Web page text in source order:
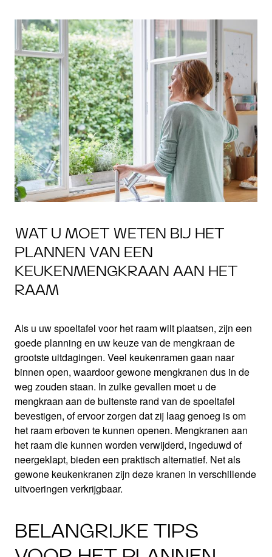
WAT U MOET WETEN BIJ HET
PLANNEN VAN EEN
KEUKENMENGKRAAN AAN HET
RAAM
Als u uw spoeltafel voor het raam wilt plaatsen, zijn een
goede planning en uw keuze van de mengkraan de
grootste uitdagingen. Veel keukenramen gaan naar
binnen open, waardoor gewone mengkranen dus in de
weg zouden staan. In zulke gevallen moet u de
mengkraan aan de buitenste rand van de spoeltafel
bevestigen, of ervoor zorgen dat zij laag genoeg is om
het raam erboven te kunnen openen. Mengkranen aan
het raam die kunnen worden verwijderd, ingeduwd of
neergeklapt, bieden een praktisch alternatief. Net als
gewone keukenkranen zijn deze kranen in verschillende
uitvoeringen verkrijgbaar.
BELANGRIJKE TIPS